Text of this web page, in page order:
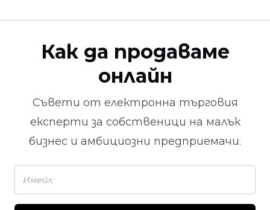
Как да продаваме
онлайн
Съвети от електронна търговия
експерти за собственици на малък
бизнес и амбициозни предприемачи.